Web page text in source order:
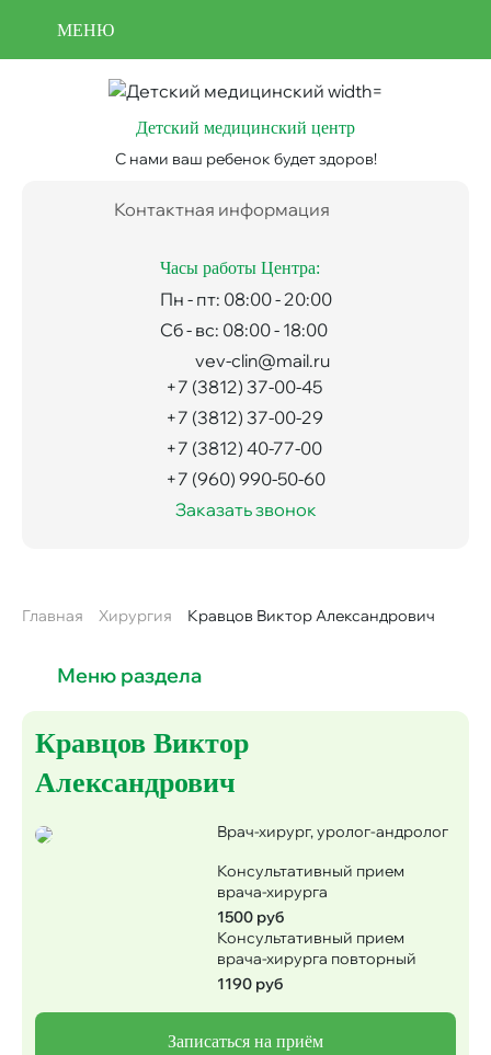
основному
содержанию
МЕНЮ
Детский медицинский центр
С нами ваш ребенок будет здоров!
Контактная информация
Часы работы Центра:
Пн - пт: 08:00 - 20:00
Сб - вс: 08:00 - 18:00
vev-clin@mail.ru
+7 (3812) 37-00-45
+7 (3812) 37-00-29
+7 (3812) 40-77-00
+7 (960) 990-50-60
Заказать звонок
Строка
Главная Хирургия Кравцов Виктор Александрович
Меню раздела
Кравцов Виктор
Александрович
Врач-хирург, уролог-андролог
Консультативный прием
врача-хирурга
1500 руб
Консультативный прием
врача-хирурга повторный
1190 руб
Записаться на приём